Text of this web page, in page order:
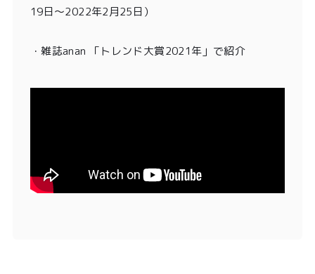
19日〜2022年2月25日）
・雑誌anan 「トレンド大賞2021年」 で紹介